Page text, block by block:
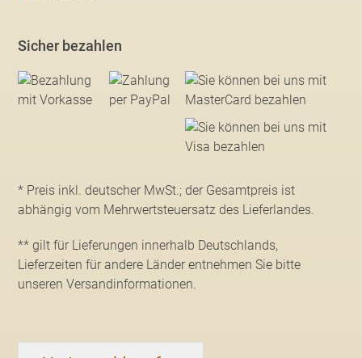
Sicher bezahlen
* Preis inkl. deutscher MwSt.; der Gesamtpreis ist
abhängig vom Mehrwertsteuersatz des Lieferlandes.
** gilt für Lieferungen innerhalb Deutschlands,
Lieferzeiten für andere Länder entnehmen Sie bitte
unseren Versandinformationen.